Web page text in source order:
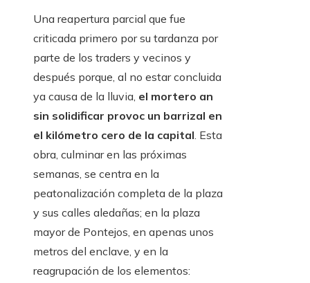
Una reapertura parcial que fue
criticada primero por su tardanza por
parte de los traders y vecinos y
después porque, al no estar concluida
ya causa de la lluvia, el mortero an
sin solidificar provoc un barrizal en
el kilómetro cero de la capital. Esta
obra, culminar en las próximas
semanas, se centra en la
peatonalización completa de la plaza
y sus calles aledañas; en la plaza
mayor de Pontejos, en apenas unos
metros del enclave, y en la
reagrupación de los elementos: